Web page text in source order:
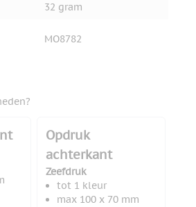
32 gram
MO8782
Opdruk
achterkant
Zeefdruk
tot 1 kleur
max 100 x 70 mm